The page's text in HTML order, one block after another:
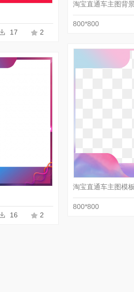
淘宝直通车主图背
800*800
17 2
淘宝直通车主图模
800*800
16 2